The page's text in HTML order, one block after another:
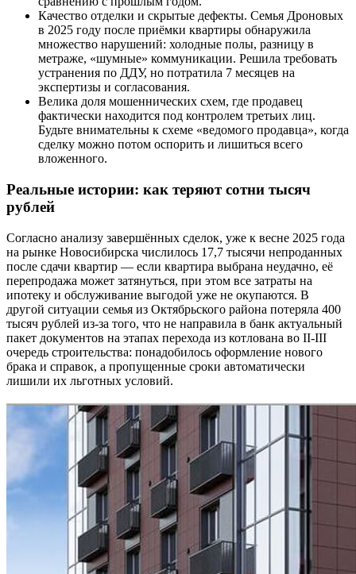
Качество отделки и скрытые дефекты. Семья Дроновых
в 2025 году после приёмки квартиры обнаружила
множество нарушений: холодные полы, разницу в
метраже, «шумные» коммуникации. Решила требовать
устранения по ДДУ, но потратила 7 месяцев на
экспертизы и согласования.
Велика доля мошеннических схем, где продавец
фактически находится под контролем третьих лиц.
Будьте внимательны к схеме «ведомого продавца», когда
сделку можно потом оспорить и лишиться всего
вложенного.
Реальные истории: как теряют сотни тысяч
рублей
Согласно анализу завершённых сделок, уже к весне 2025 года
на рынке Новосибирска числилось 17,7 тысячи непроданных
после сдачи квартир — если квартира выбрана неудачно, её
перепродажа может затянуться, при этом все затраты на
ипотеку и обслуживание выгодой уже не окупаются. В
другой ситуации семья из Октябрьского района потеряла 400
тысяч рублей из-за того, что не направила в банк актуальный
пакет документов на этапах перехода из котлована во II-III
очередь строительства: понадобилось оформление нового
брака и справок, а пропущенные сроки автоматически
лишили их льготных условий.